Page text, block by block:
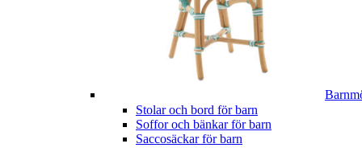
Stolar och bord för barn
Soffor och bänkar för barn
Saccosäckar för barn